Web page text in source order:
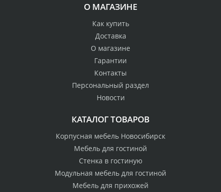
О МАГАЗИНЕ
Как купить
Доставка
О магазине
Гарантии
Контакты
Персональный раздел
Новости
КАТАЛОГ ТОВАРОВ
Корпусная мебель Новосибирск
Мебель для гостиной
Стенка в гостиную
Модульная мебель для гостиной
Мебель для прихожей